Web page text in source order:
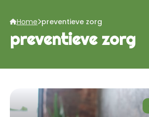
Home preventieve zorg
preventieve zorg